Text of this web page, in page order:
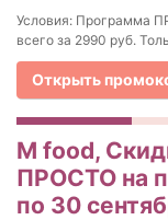
Условия: Программа
всего за 2990 руб.
Открыть
M food,
ПРОСТО на
по 30